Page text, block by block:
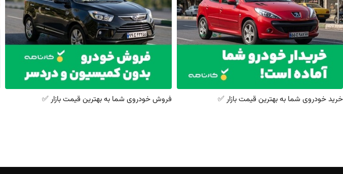
خرید خودروی شما به بهترین قیمت بازار ✅ فروش خودروی شما به بهترین قیمت بازار ✅